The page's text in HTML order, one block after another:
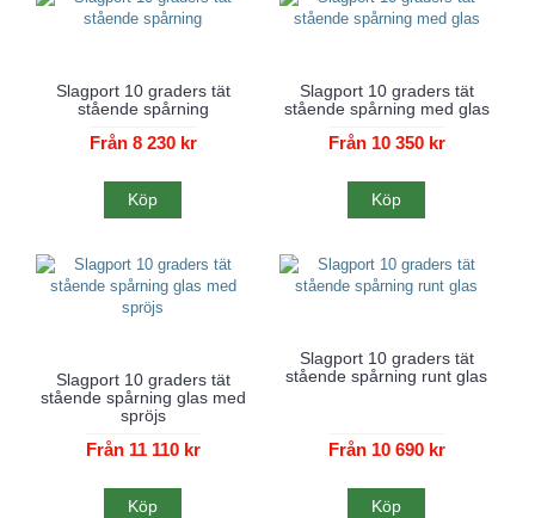
Slagport 10 graders tät
stående spårning
Från 8 230 kr
Köp
Slagport 10 graders tät
stående spårning med glas
Från 10 350 kr
Köp
Slagport 10 graders tät
stående spårning glas med
spröjs
Från 11 110 kr
Köp
Slagport 10 graders tät
stående spårning runt glas
Från 10 690 kr
Köp